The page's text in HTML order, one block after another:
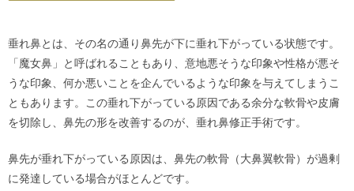
垂れ鼻とは、その名の通り鼻先が下に垂れ下がっている状態です。
「魔女鼻」と呼ばれることもあり、意地悪そうな印象や性格が悪そ
うな印象、何か悪いことを企んでいるような印象を与えてしまうこ
ともあります。この垂れ下がっている原因である余分な軟骨や皮膚
を切除し、鼻先の形を改善するのが、垂れ鼻修正手術です。
鼻先が垂れ下がっている原因は、鼻先の軟骨（大鼻翼軟骨）が過剰
に発達している場合がほとんどです。